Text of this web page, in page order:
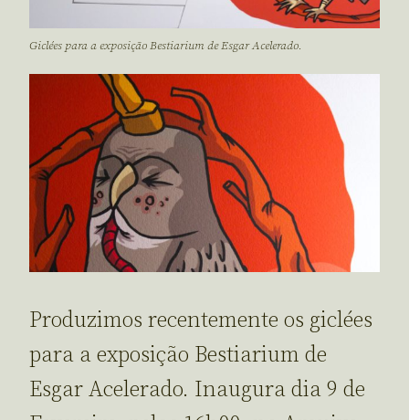
Giclées para a exposição Bestiarium de Esgar Acelerado.
Produzimos recentemente os giclées
para a exposição Bestiarium de
Esgar Acelerado. Inaugura dia 9 de